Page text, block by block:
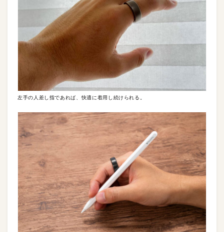
左手の人差し指であれば、快適に着用し続けられる。